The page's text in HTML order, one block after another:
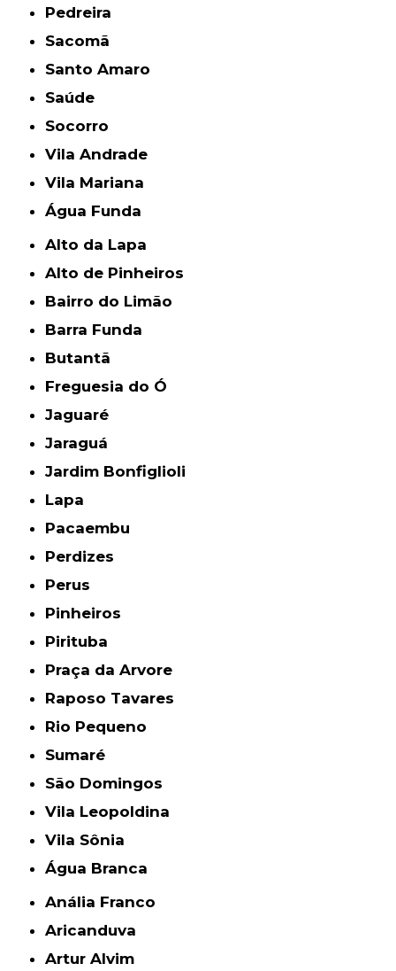
Pedreira
Sacomã
Santo Amaro
Saúde
Socorro
Vila Andrade
Vila Mariana
Água Funda
Alto da Lapa
Alto de Pinheiros
Bairro do Limão
Barra Funda
Butantã
Freguesia do Ó
Jaguaré
Jaraguá
Jardim Bonfiglioli
Lapa
Pacaembu
Perdizes
Perus
Pinheiros
Pirituba
Praça da Arvore
Raposo Tavares
Rio Pequeno
Sumaré
São Domingos
Vila Leopoldina
Vila Sônia
Água Branca
Anália Franco
Aricanduva
Artur Alvim